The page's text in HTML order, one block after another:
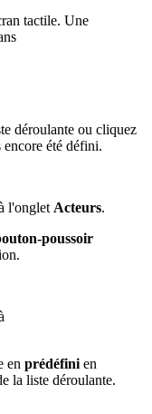
tactile. Une
déroulante ou cliquez
été défini.
l'onglet Acteurs.
poussoir
en prédéfini en
la liste déroulante.